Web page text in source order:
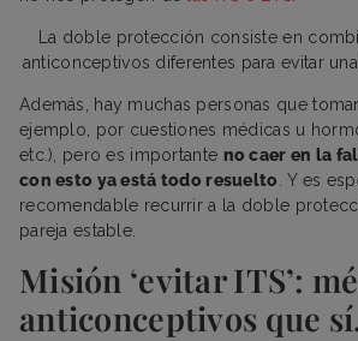
La doble protección consiste en
anticonceptivos diferentes para evitar
Además, hay muchas personas que
ejemplo, por cuestiones médicas u
etc.), pero es importante no caer en la
con esto ya está todo resuelto . Y es
recomendable recurrir a la doble
pareja estable.
Misión ‘evitar ITS’:
anticonceptivos que